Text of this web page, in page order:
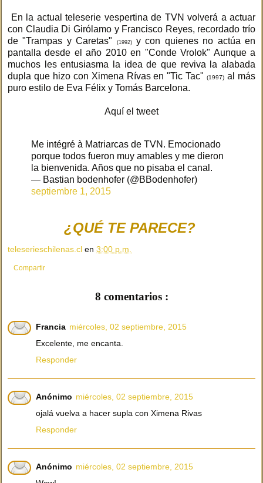
En la actual teleserie vespertina de TVN volverá a actuar
con Claudia Di Girólamo y Francisco Reyes, recordado trío
de "Trampas y Caretas"
(1992)y con quienes no actúa en
pantalla desde el año 2010 en "Conde Vrolok" Aunque a
muchos les entusiasma la idea de que reviva la alabada
dupla que hizo con Ximena Rívas en "Tic Tac"(1997) al más
puro estilo de Eva Félix y Tomás Barcelona.
Aquí el tweet
Me intégré à Matriarcas de TVN. Emocionado
porque todos fueron muy amables y me dieron
la bienvenida. Años que no pisaba el canal.
— Bastian bodenhofer (@BBodenhofer)
septiembre 1, 2015
¿QUÉ TE PARECE?
teleserieschilenas.cl en 3:00 p.m.
Compartir
8 comentarios :
Francia miércoles, 02 septiembre, 2015
Excelente, me encanta.
Responder
Anónimo miércoles, 02 septiembre, 2015
ojalá vuelva a hacer supla con Ximena Rivas
Responder
Anónimo miércoles, 02 septiembre, 2015